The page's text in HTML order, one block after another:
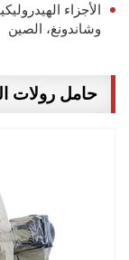
وشاندونغ، الصين
حامل رولات